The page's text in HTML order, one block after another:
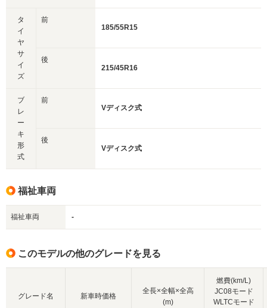
タ
イ
ヤ
サ
イ
ズ
前
185/55R15
後
215/45R16
ブ
レ
ー
キ
形
式
前
Vディスク式
後
Vディスク式
福祉車両
福祉車両 -
このモデルの他のグレードを見る
グレード名 新車時価格
全長×全幅×全高
(m)
燃費(km/L)
JC08モード
WLTCモード